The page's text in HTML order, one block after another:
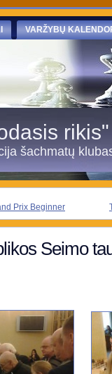
VARŽYBŲ
rikis"
šachmatų
Prix Beginner
Seimo